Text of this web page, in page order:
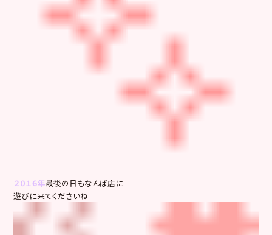
２０１６年最後の日もなんば店に
遊びに来てくださいね